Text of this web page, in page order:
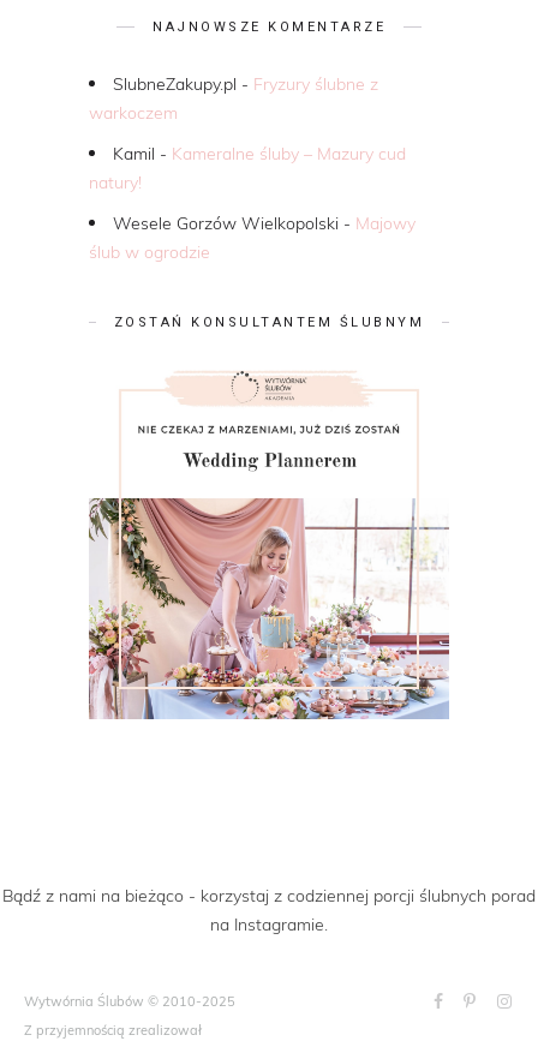
NAJNOWSZE KOMENTARZE
SlubneZakupy.pl - Fryzury ślubne z
warkoczem
Kamil - Kameralne śluby – Mazury cud
natury!
Wesele Gorzów Wielkopolski - Majowy
ślub w ogrodzie
ZOSTAŃ KONSULTANTEM ŚLUBNYM
Bądź z nami na bieżąco - korzystaj z codziennej porcji ślubnych porad
na Instagramie.
Wytwórnia Ślubów © 2010-2025
Z przyjemnością zrealizował